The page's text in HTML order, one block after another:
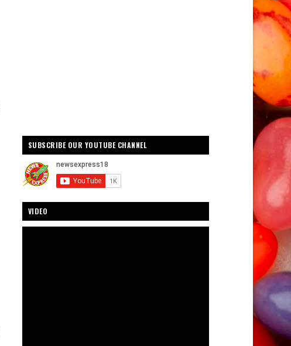
SUBSCRIBE OUR YOUTUBE CHANNEL
VIDEO